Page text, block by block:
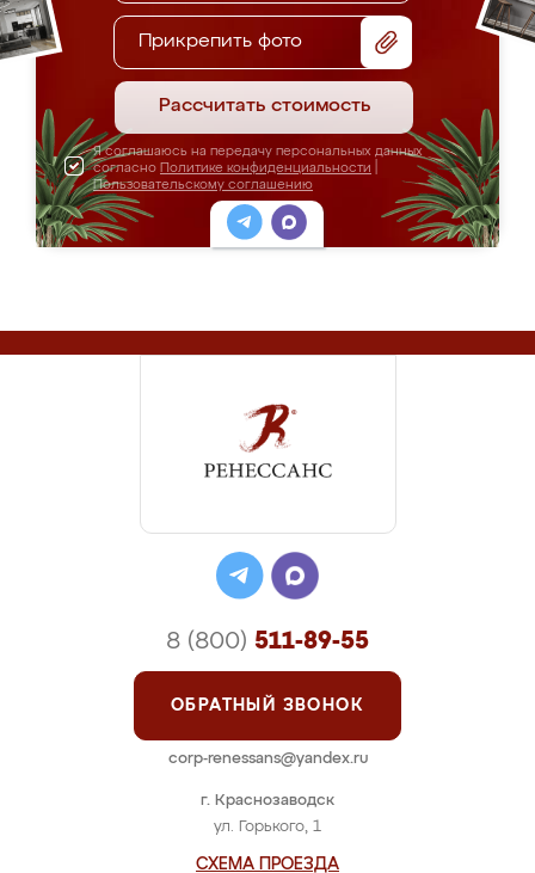
Прикрепить фото
Рассчитать стоимость
Я соглашаюсь на передачу персональных данных
согласно Политике конфиденциальности
Пользовательскому соглашению
г. Краснозаводск
ул. Горького, 1
СХЕМА ПРОЕЗДА
8 (800) 511-89-55
ОБРАТНЫЙ ЗВОНОК
corp-renessans@yandex.ru